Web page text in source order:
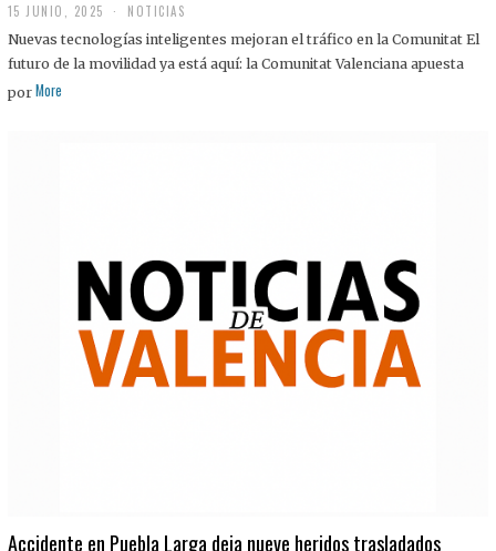
15 JUNIO, 2025 NOTICIAS
Nuevas tecnologías inteligentes mejoran el tráfico en la Comunitat El
futuro de la movilidad ya está aquí: la Comunitat Valenciana apuesta
por More
Accidente en Puebla Larga deja nueve heridos trasladados